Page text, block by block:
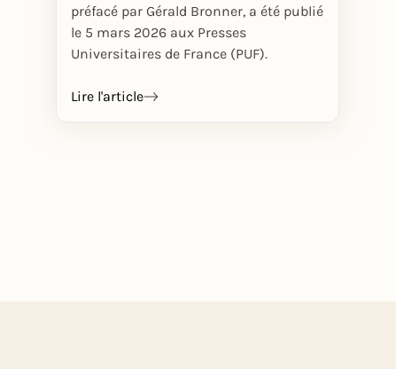
préfacé par Gérald Bronner, a été publié
le 5 mars 2026 aux Presses
Universitaires de France (PUF).
Lire l'article